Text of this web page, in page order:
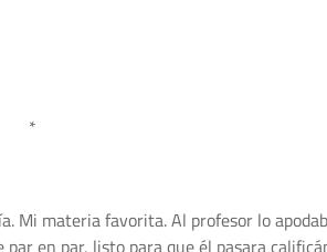
*
materia favorita. Al profesor lo
en par, listo para que él pasara